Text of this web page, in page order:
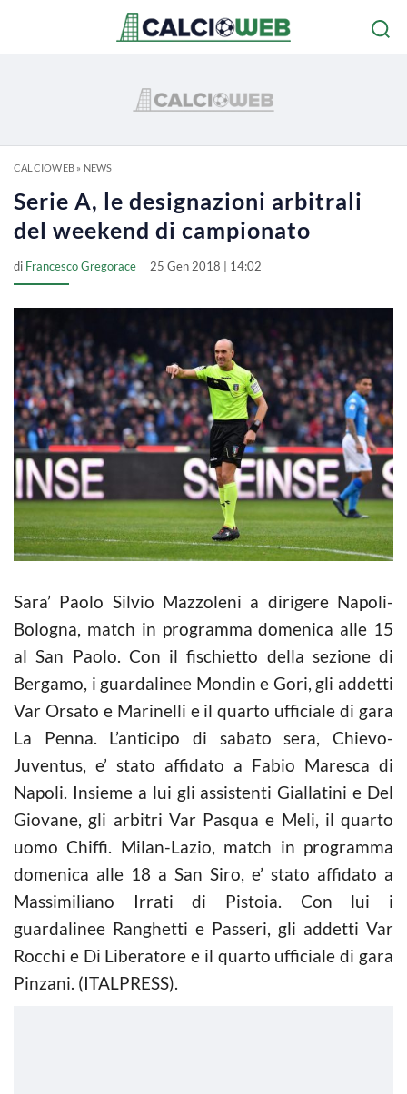
CALCIOWEB» NEWS
Serie A, le designazioni arbitrali
del weekend di campionato
di Francesco Gregorace 25 Gen 2018 | 14:02
Sara’ Paolo Silvio Mazzoleni a dirigere Napoli-
Bologna, match in programma domenica alle 15
al San Paolo. Con il fischietto della sezione di
Bergamo, i guardalinee Mondin e Gori, gli addetti
Var Orsato e Marinelli e il quarto ufficiale di gara
La Penna. L’anticipo di sabato sera, Chievo-
Juventus, e’ stato affidato a Fabio Maresca di
Napoli. Insieme a lui gli assistenti Giallatini e Del
Giovane, gli arbitri Var Pasqua e Meli, il quarto
uomo Chiffi. Milan-Lazio, match in programma
domenica alle 18 a San Siro, e’ stato affidato a
Massimiliano Irrati di Pistoia. Con lui i
guardalinee Ranghetti e Passeri, gli addetti Var
Rocchi e Di Liberatore e il quarto ufficiale di gara
Pinzani. (ITALPRESS).